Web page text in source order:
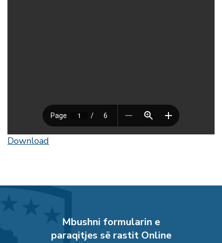
Download
Mbushni formularin e
paraqitjes së rastit Online